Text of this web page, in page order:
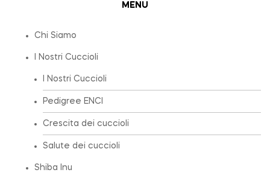
MENU
Chi Siamo
I Nostri Cuccioli
I Nostri Cuccioli
Pedigree ENCI
Crescita dei cuccioli
Salute dei cuccioli
Shiba Inu